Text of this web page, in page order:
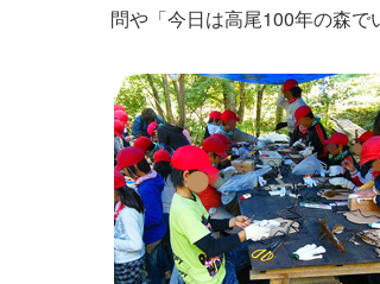
問や「今日は高尾100年の森